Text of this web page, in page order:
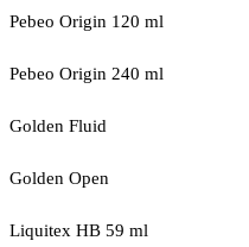
Pebeo Origin 120 ml
Pebeo Origin 240 ml
Golden Fluid
Golden Open
Liquitex HB 59 ml